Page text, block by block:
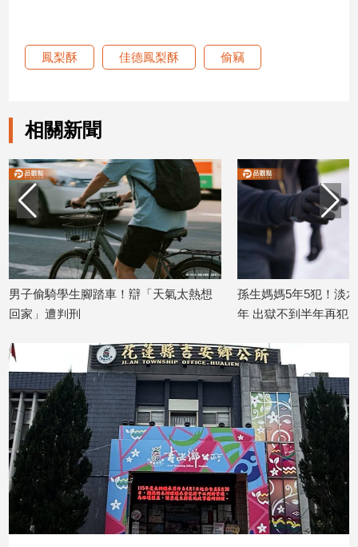
築/
內
設
計
旅
遊/
食
星
座/
消
費
健
康/
親
感
藝
術
鳳梨酥 佳德鳳梨酥 偷竊
相關新聞
男子偷騎學生腳踏車！辯「天氣太熱想
回家」遭判刑
孫生媽媽5年5犯！淡
年 出獄不到半年再犯